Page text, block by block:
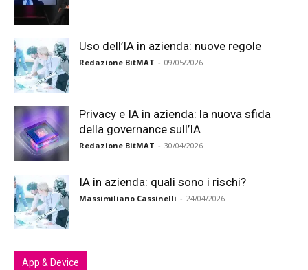
Uso dell’IA in azienda: nuove regole
Redazione BitMAT - 09/05/2026
Privacy e IA in azienda: la nuova sfida
della governance sull’IA
Redazione BitMAT - 30/04/2026
IA in azienda: quali sono i rischi?
Massimiliano Cassinelli - 24/04/2026
App & Device